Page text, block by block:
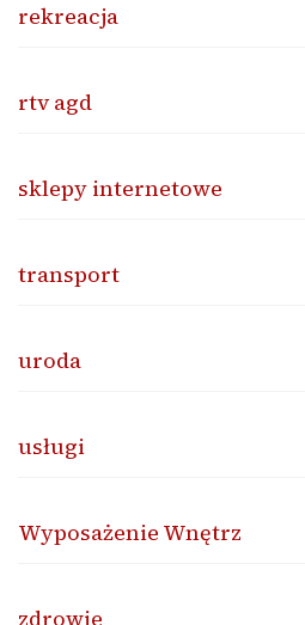
rekreacja
rtv agd
sklepy internetowe
transport
uroda
usługi
Wyposażenie Wnętrz
zdrowie